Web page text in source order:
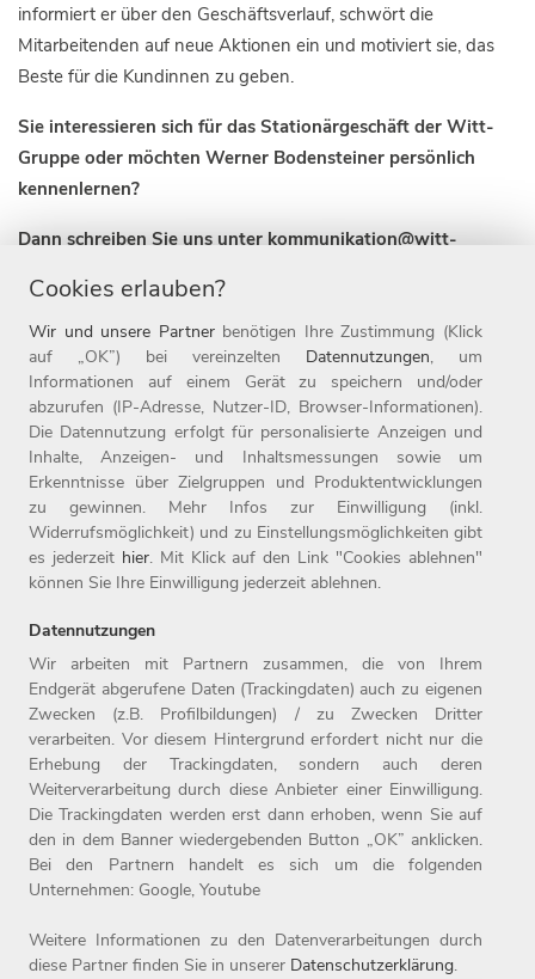
informiert er über den Geschäftsverlauf, schwört die
Mitarbeitenden auf neue Aktionen ein und motiviert sie, das
Beste für die Kundinnen zu geben.
Sie interessieren sich für das Stationärgeschäft der Witt-
Gruppe oder möchten Werner Bodensteiner persönlich
kennenlernen?
Dann schreiben Sie uns unter kommunikation@witt-
Home
Arbeitgeber
Benefits
Jobs
Einstiegslevel
Arbeitsfelder
Kontakt
Impressum
Datenschutz
Cookies erlauben?
Wir und unsere Partnerbenötigen Ihre Zustimmung (Klick
auf „OK”) bei vereinzelten Datennutzungen, um
Informationen auf einem Gerät zu speichern und/oder
abzurufen (IP-Adresse, Nutzer-ID, Browser-Informationen).
Die Datennutzung erfolgt für personalisierte Anzeigen und
Inhalte, Anzeigen- und Inhaltsmessungen sowie um
Erkenntnisse über Zielgruppen und Produktentwicklungen
zu gewinnen. Mehr Infos zur Einwilligung (inkl.
Widerrufsmöglichkeit) und zu Einstellungsmöglichkeiten gibt
es jederzeit hier. Mit Klick auf den Link "Cookies ablehnen"
können Sie Ihre Einwilligung jederzeit ablehnen.
Datennutzungen
Wir arbeiten mit Partnern zusammen, die von Ihrem
Endgerät abgerufene Daten (Trackingdaten) auch zu eigenen
Zwecken (z.B. Profilbildungen) / zu Zwecken Dritter
verarbeiten. Vor diesem Hintergrund erfordert nicht nur die
Erhebung der Trackingdaten, sondern auch deren
Weiterverarbeitung durch diese Anbieter einer Einwilligung.
Die Trackingdaten werden erst dann erhoben, wenn Sie auf
den in dem Banner wiedergebenden Button „OK” anklicken.
Bei den Partnern handelt es sich um die folgenden
Unternehmen: Google, Youtube
Weitere Informationen zu den Datenverarbeitungen durch
diese Partner finden Sie in unserer Datenschutzerklärung.